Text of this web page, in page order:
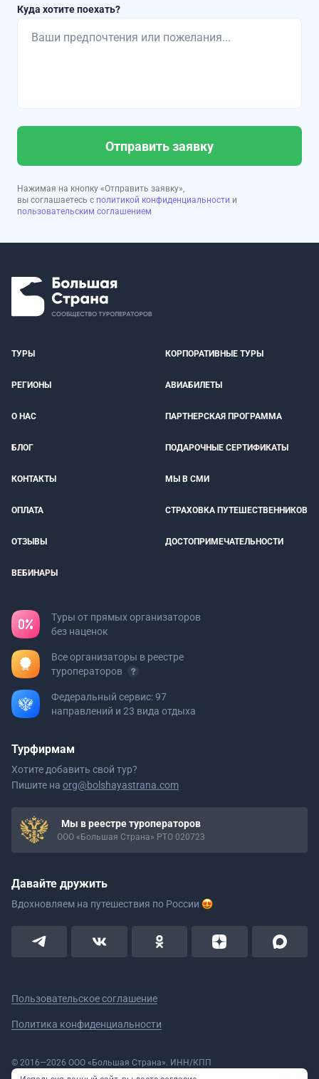
Куда хотите поехать?
Отправить заявку
Нажимая на кнопку «Отправить заявку»,
вы соглашаетесь с политикой конфиденциальности и
пользовательским соглашением
ТУРЫ КОРПОРАТИВНЫЕ ТУРЫ
РЕГИОНЫ АВИАБИЛЕТЫ
О НАС ПАРТНЕРСКАЯ ПРОГРАММА
БЛОГ ПОДАРОЧНЫЕ СЕРТИФИКАТЫ
КОНТАКТЫ МЫ В СМИ
ОПЛАТА СТРАХОВКА ПУТЕШЕСТВЕННИКОВ
ОТЗЫВЫ ДОСТОПРИМЕЧАТЕЛЬНОСТИ
ВЕБИНАРЫ
Туры от прямых организаторов
без наценок
Все организаторы в реестре
туроператоров
Федеральный сервис: 97
направлений и 23 вида отдыха
Турфирмам
Хотите добавить свой тур?
Пишите на org@bolshayastrana.com
Мы в реестре туроператоров
ООО «Большая Страна» РТО 020723
Давайте дружить
Вдохновляем на путешествия по России
Пользовательское соглашение
Политика конфиденциальности
© 2016—2026 ООО «Большая Страна». ИНН/КПП
5908078160/590801001 ОГРН 1185958020533